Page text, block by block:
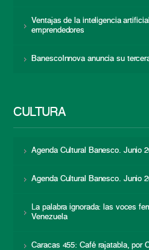
Ventajas de la inteligencia
emprendedores
BanescoInnova anuncia su
CULTURA
Agenda Cultural Banesco. Junio
Agenda Cultural Banesco. Junio
La palabra ignorada: las voces
Venezuela
Caracas 455: Café rajatabla, por